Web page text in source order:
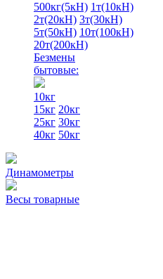
500кг(5кН) 1т(10кН)
2т(20кН) 3т(30кН)
5т(50кН) 10т(100кН)
20т(200кН)
Безмены
бытовые:
10кг
15кг 20кг
25кг 30кг
40кг 50кг
Динамометры
Весы товарные